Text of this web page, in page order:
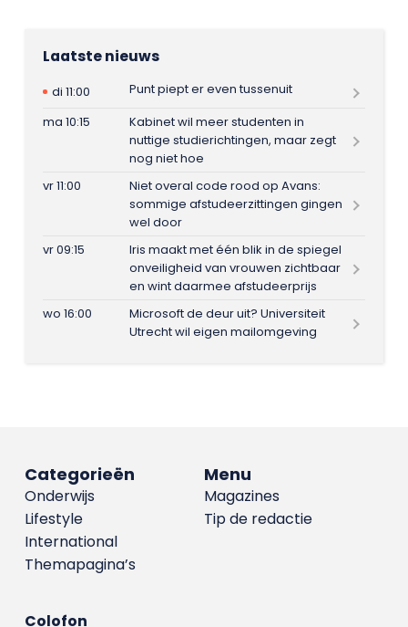
Laatste nieuws
di 11:00
Punt piept er even tussenuit
ma 10:15
Kabinet wil meer studenten in
nuttige studierichtingen, maar zegt
nog niet hoe
vr 11:00
Niet overal code rood op Avans:
sommige afstudeerzittingen gingen
wel door
vr 09:15
Iris maakt met één blik in de spiegel
onveiligheid van vrouwen zichtbaar
en wint daarmee afstudeerprijs
wo 16:00
Microsoft de deur uit? Universiteit
Utrecht wil eigen mailomgeving
Menu
Magazines
Tip de redactie
Categorieën
Onderwijs
Lifestyle
International
Themapagina’s
Colofon